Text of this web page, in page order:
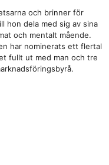
och brinner för
hon dela med sig av sina
och mentalt mående.
har nominerats ett flertal
fullt ut med man och tre